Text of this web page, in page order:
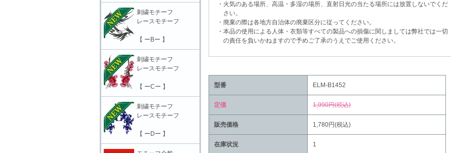
・火気のある場所、高温・多湿の場所、直射日光の当たる場所には放置しないでくだ
さい。
・廃棄の際は各地方自治体の廃棄区分に従ってください。
・本品の使用による人体・衣類等すべての製品への損傷に関しましては弊社では一切
の責任を負いかねますので予めご了承のうえでご使用ください。
型番 ELM-B1452
定価 1,990円(税込)
販売価格 1,780円(税込)
在庫状況 1
刺繍モチーフ
レースモチーフ
【 ーBー 】
刺繍モチーフ
レースモチーフ
【 ーCー 】
刺繍モチーフ
レースモチーフ
【 ーDー 】